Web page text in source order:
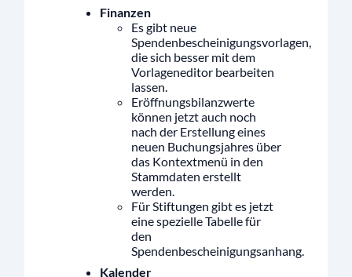
Finanzen
Es gibt neue
Spendenbescheinigungsvorlagen,
die sich besser mit dem
Vorlageneditor bearbeiten
lassen.
Eröffnungsbilanzwerte
können jetzt auch noch
nach der Erstellung eines
neuen Buchungsjahres über
das Kontextmenü in den
Stammdaten erstellt
werden.
Für Stiftungen gibt es jetzt
eine spezielle Tabelle für
den
Spendenbescheinigungsanhang.
Kalender